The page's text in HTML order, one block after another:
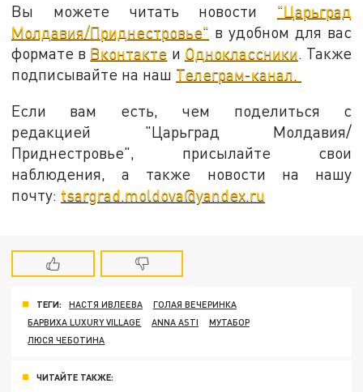
Вы можете читать новости "Царьград
Молдавия/Приднестровье" в удобном для вас
формате в Вконтакте и Одноклассники . Также
подписывайте на наш Телеграм-канал.
Если вам есть, чем поделиться с
редакцией "Царьград Молдавия/
Приднестровье", присылайте свои
наблюдения, а также новости на нашу
почту: tsargrad.moldova@yandex.ru
ТЕГИ: НАСТЯ ИВЛЕЕВА
ГОЛАЯ ВЕЧЕРИНКА
БАРВИХА LUXURY VILLAGE
ANNA ASTI
МУТАБОР
ЛЮСЯ ЧЕБОТИНА
ЧИТАЙТЕ ТАКЖЕ: